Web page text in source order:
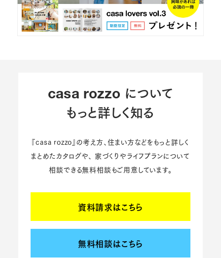
casa rozzo について
もっと詳しく知る
『casa rozzo』の考え方、住まい方などをもっと詳しく
まとめたカタログや、 家づくりやライフプランについて
相談できる無料相談もご用意しています。
資料請求はこちら
無料相談はこちら